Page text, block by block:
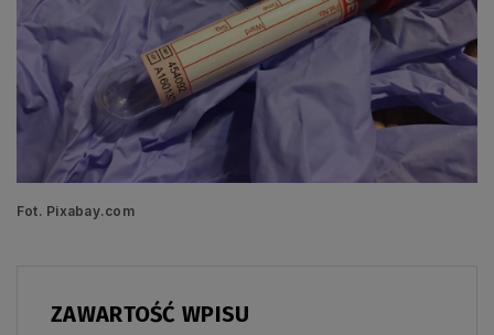
Fot. Pixabay.com
ZAWARTOŚĆ WPISU